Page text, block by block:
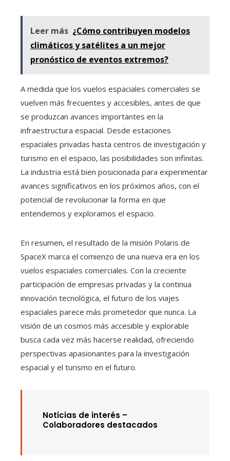
Leer más ¿Cómo contribuyen modelos
climáticos y satélites a un mejor
pronóstico de eventos extremos?
A medida que los vuelos espaciales comerciales se
vuelven más frecuentes y accesibles, antes de que
se produzcan avances importantes en la
infraestructura espacial. Desde estaciones
espaciales privadas hasta centros de investigación y
turismo en el espacio, las posibilidades son infinitas.
La industria está bien posicionada para experimentar
avances significativos en los próximos años, con el
potencial de revolucionar la forma en que
entendemos y exploramos el espacio.
En resumen, el resultado de la misión Polaris de
SpaceX marca el comienzo de una nueva era en los
vuelos espaciales comerciales. Con la creciente
participación de empresas privadas y la continua
innovación tecnológica, el futuro de los viajes
espaciales parece más prometedor que nunca. La
visión de un cosmos más accesible y explorable
busca cada vez más hacerse realidad, ofreciendo
perspectivas apasionantes para la investigación
espacial y el turismo en el futuro.
Noticias de interés –
Colaboradores destacados